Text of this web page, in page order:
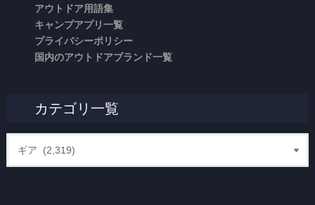
アウトドア用語集
キャンプアプリ一覧
プライバシーポリシー
国内のアウトドアブランド一覧
カテゴリ一覧